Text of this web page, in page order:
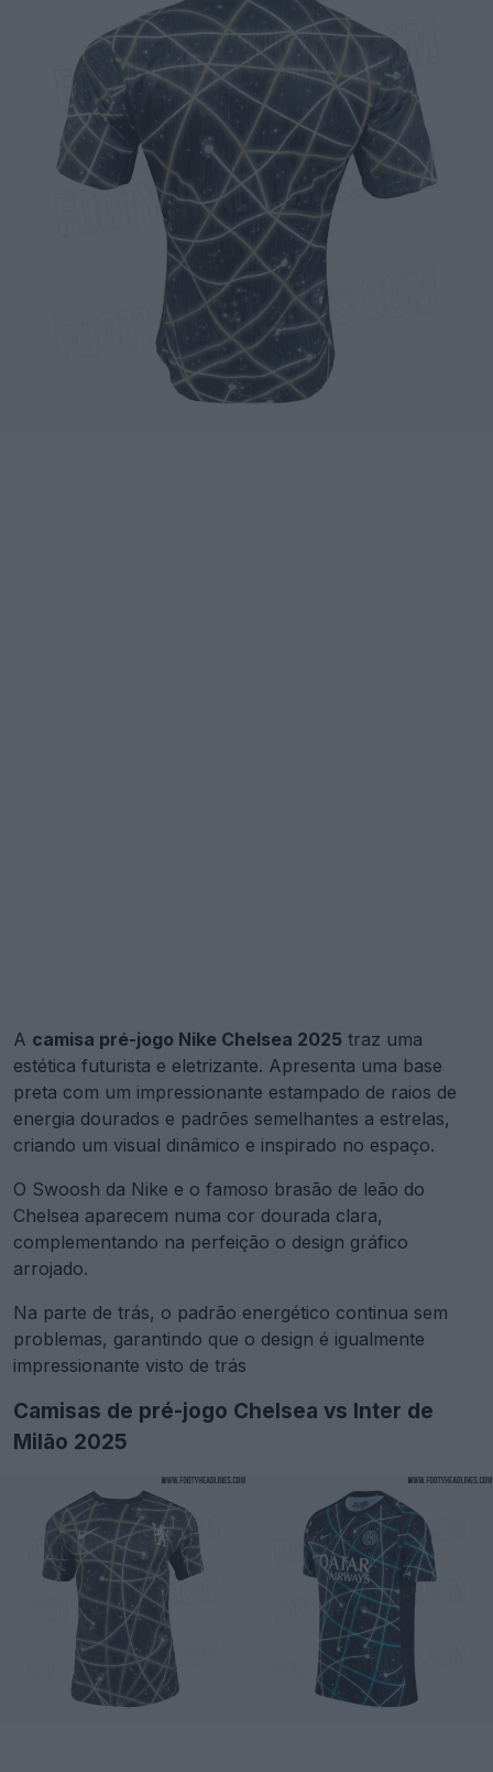
A camisa pré-jogo Nike Chelsea 2025 traz uma
estética futurista e eletrizante. Apresenta uma base
preta com um impressionante estampado de raios de
energia dourados e padrões semelhantes a estrelas,
criando um visual dinâmico e inspirado no espaço.
O Swoosh da Nike e o famoso brasão de leão do
Chelsea aparecem numa cor dourada clara,
complementando na perfeição o design gráfico
arrojado.
Na parte de trás, o padrão energético continua sem
problemas, garantindo que o design é igualmente
impressionante visto de trás
Camisas de pré-jogo Chelsea vs Inter de
Milão 2025